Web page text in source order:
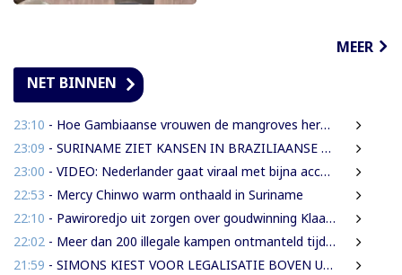
MEER
NET BINNEN
23:10 - Hoe Gambiaanse vrouwen de mangroves herstellen die Banjul beschermen
23:09 - SURINAME ZIET KANSEN IN BRAZILIAANSE RADARTECHNOLOGIE VOOR GRENSBEWAKING EN VEILIGHEID
23:00 - VIDEO: Nederlander gaat viraal met bijna accentloze versie van Damaru’s ‘Mi Rowsu’
22:53 - Mercy Chinwo warm onthaald in Suriname
22:10 - Pawiroredjo uit zorgen over goudwinning Klaaskreek en geluidsoverlast
22:02 - Meer dan 200 illegale kampen ontmanteld tijdens operatie bij Moeroekreek
21:59 - SIMONS KIEST VOOR LEGALISATIE BOVEN UITZETTING VAN LANGDURIG VERBLIJVENDE VREEMDELINGEN